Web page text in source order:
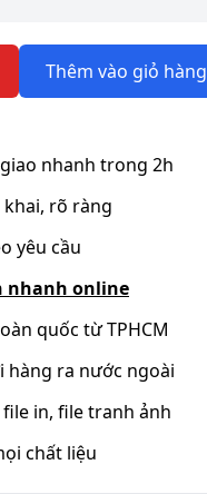
Thêm vào giỏ hàng
nhanh trong 2h
khai, rõ ràng
yêu cầu
nhanh online
quốc từ TPHCM
hàng ra nước ngoài
in, file tranh ảnh
chất liệu